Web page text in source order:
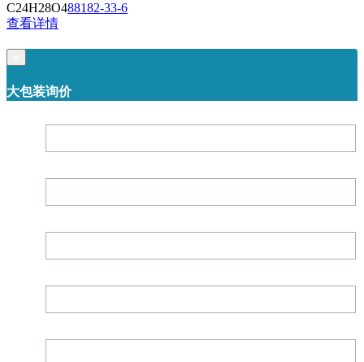
C24H28O488182-33-6
查看详情
大包装询价